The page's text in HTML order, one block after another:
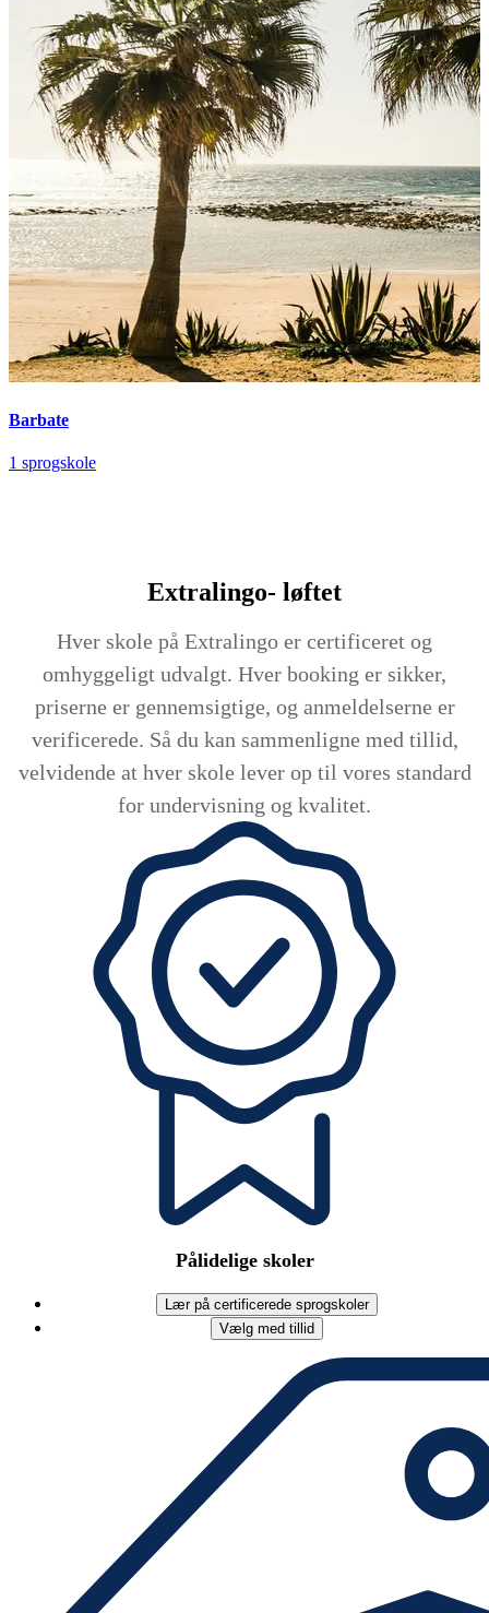
Barbate
1 sprogskole
Extralingo- løftet
Hver skole på Extralingo er certificeret og
omhyggeligt udvalgt. Hver booking er sikker,
priserne er gennemsigtige, og anmeldelserne er
verificerede. Så du kan sammenligne med tillid,
velvidende at hver skole lever op til vores standard
for undervisning og kvalitet.
Pålidelige skoler
Lær på certificerede sprogskoler
Vælg med tillid